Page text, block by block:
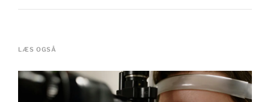
LÆS OGSÅ